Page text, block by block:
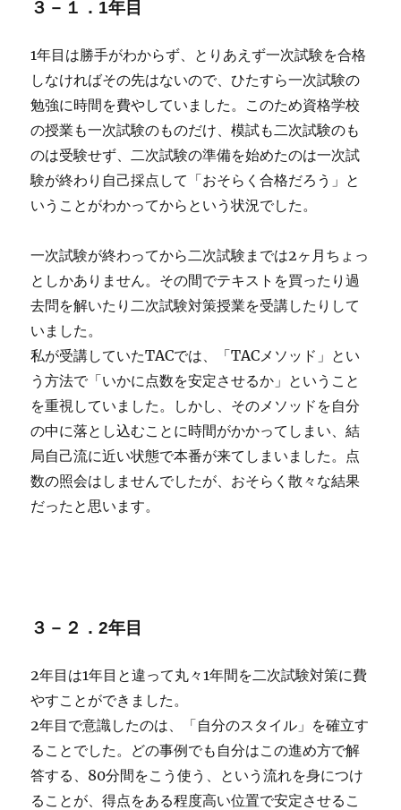
３－１．1年目
1年目は勝手がわからず、とりあえず一次試験を合格
しなければその先はないので、ひたすら一次試験の
勉強に時間を費やしていました。このため資格学校
の授業も一次試験のものだけ、模試も二次試験のも
のは受験せず、二次試験の準備を始めたのは一次試
験が終わり自己採点して「おそらく合格だろう」と
いうことがわかってからという状況でした。
一次試験が終わってから二次試験までは2ヶ月ちょっ
としかありません。その間でテキストを買ったり過
去問を解いたり二次試験対策授業を受講したりして
いました。
私が受講していたTACでは、「TACメソッド」とい
う方法で「いかに点数を安定させるか」ということ
を重視していました。しかし、そのメソッドを自分
の中に落とし込むことに時間がかかってしまい、結
局自己流に近い状態で本番が来てしまいました。点
数の照会はしませんでしたが、おそらく散々な結果
だったと思います。
３－２．2年目
2年目は1年目と違って丸々1年間を二次試験対策に費
やすことができました。
2年目で意識したのは、「自分のスタイル」を確立す
ることでした。どの事例でも自分はこの進め方で解
答する、80分間をこう使う、という流れを身につけ
ることが、得点をある程度高い位置で安定させるこ